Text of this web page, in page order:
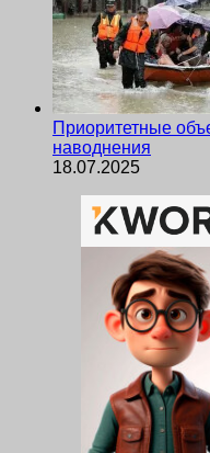
Приоритетные
наводнения
18.07.2025